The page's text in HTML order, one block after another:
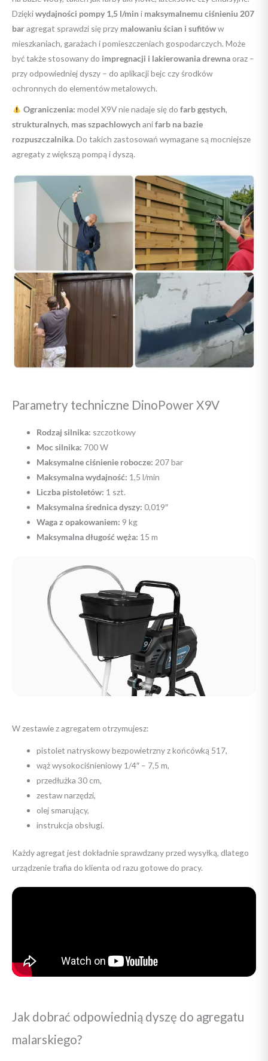
Dziękiwydajności pompy 1,5 l/mini maksymalnemu ciśnieniu 207
baragregat sprawdzi się przy malowaniu ścian i sufitóww
mieszkaniach, garażach i pomieszczeniach gospodarczych. Może
być także stosowany do impregnacji i lakierowania drewna oraz –
przy odpowiedniej dyszy – do aplikacji bejc czy środków
ochronnych do elementów metalowych.
Ograniczenia: model X9V nie nadaje się do farb gęstych,
strukturalnych, mas szpachlowychanifarb na bazie
rozpuszczalnika. Do takich zastosowań wymagane są mocniejsze
agregaty z większą pompą i dyszą.
Parametry techniczne DinoPower X9V
Rodzaj silnika: szczotkowy
Moc silnika: 700 W
Maksymalne ciśnienie robocze: 207 bar
Maksymalna wydajność: 1,5 l/min
Liczba pistoletów: 1 szt.
Maksymalna średnica dyszy: 0,019″
Waga z opakowaniem: 9 kg
Maksymalna długość węża: 15 m
W zestawie z agregatem otrzymujesz:
pistolet natryskowy bezpowietrzny z końcówką 517,
wąż wysokociśnieniowy 1/4″ – 7,5 m,
przedłużka 30 cm,
zestaw narzędzi,
olej smarujący,
instrukcja obsługi.
Każdy agregat jest dokładnie sprawdzany przed wysyłką, dlatego
urządzenie trafia do klienta od razu gotowe do pracy.
Jak dobrać odpowiednią dyszę do agregatu
malarskiego?